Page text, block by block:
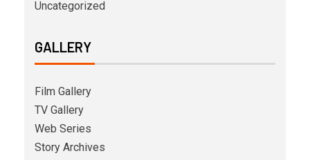
Uncategorized
GALLERY
Film Gallery
TV Gallery
Web Series
Story Archives